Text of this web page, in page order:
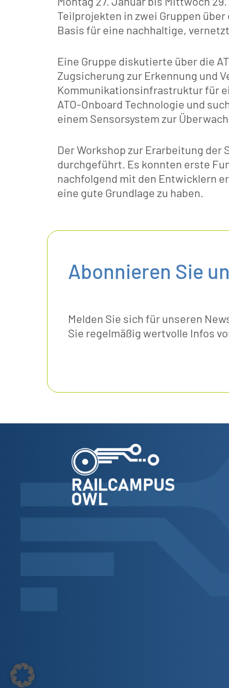
Teilprojekten in zwei Gruppen
Basis für eine nachhaltige,
Eine Gruppe diskutierte über die
Zugsicherung zur Erkennung und
Kommunikationsinfrastruktur für
ATO-Onboard Technologie und
einem Sensorsystem zur
Der Workshop zur Erarbeitung
durchgeführt. Es konnten erste
nachfolgend mit den Entwicklern
eine gute Grundlage zu haben.
Abonnieren Sie
Melden Sie sich für unseren
Sie regelmäßig wertvolle Infos